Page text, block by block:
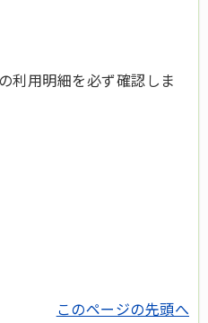
利用明細を必ず確認しま
このページの先頭へ